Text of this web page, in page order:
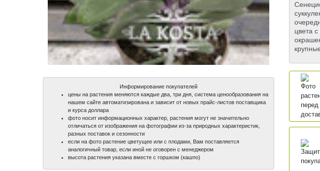
Информирование покупателей
цены на растения меняются каждые два, три дня, система ценообразования на
нашем сайте автоматизирована и зависит от новых прайс-листов поставщика
и курса доллара
фото носит информационных характер, растения могут не значительно
отличаться от изображения на фотографии из-за природных характеристик,
разных поставок и сезонности
если на фото растение цветущее или с плодами, Вам поставляется
аналогичный товар, если иной не оговорен с менеджером
высота растения указана вместе с горшком (кашпо)
цвета